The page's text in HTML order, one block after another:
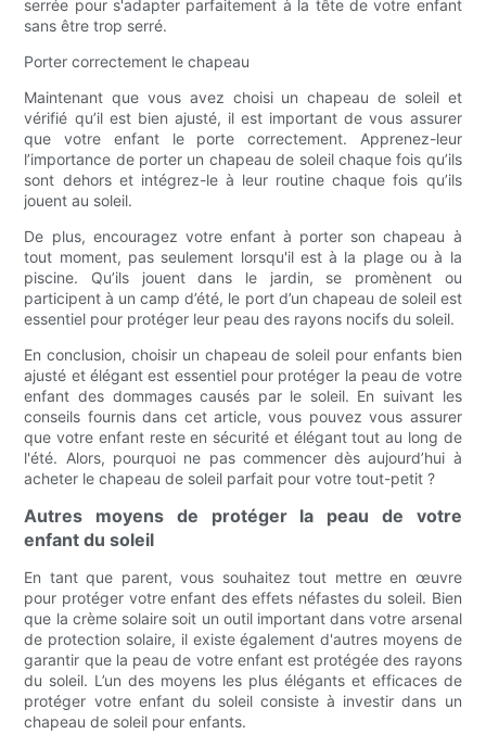
serrée pour s'adapter parfaitement à la tête de votre enfant
sans être trop serré.
Porter correctement le chapeau
Maintenant que vous avez choisi un chapeau de soleil et
vérifié qu’il est bien ajusté, il est important de vous assurer
que votre enfant le porte correctement. Apprenez-leur
l’importance de porter un chapeau de soleil chaque fois qu’ils
sont dehors et intégrez-le à leur routine chaque fois qu’ils
jouent au soleil.
De plus, encouragez votre enfant à porter son chapeau à
tout moment, pas seulement lorsqu'il est à la plage ou à la
piscine. Qu’ils jouent dans le jardin, se promènent ou
participent à un camp d’été, le port d’un chapeau de soleil est
essentiel pour protéger leur peau des rayons nocifs du soleil.
En conclusion, choisir un chapeau de soleil pour enfants bien
ajusté et élégant est essentiel pour protéger la peau de votre
enfant des dommages causés par le soleil. En suivant les
conseils fournis dans cet article, vous pouvez vous assurer
que votre enfant reste en sécurité et élégant tout au long de
l'été. Alors, pourquoi ne pas commencer dès aujourd’hui à
acheter le chapeau de soleil parfait pour votre tout-petit ?
Autres moyens de protéger la peau de votre
enfant du soleil
En tant que parent, vous souhaitez tout mettre en œuvre
pour protéger votre enfant des effets néfastes du soleil. Bien
que la crème solaire soit un outil important dans votre arsenal
de protection solaire, il existe également d'autres moyens de
garantir que la peau de votre enfant est protégée des rayons
du soleil. L’un des moyens les plus élégants et efficaces de
protéger votre enfant du soleil consiste à investir dans un
chapeau de soleil pour enfants.